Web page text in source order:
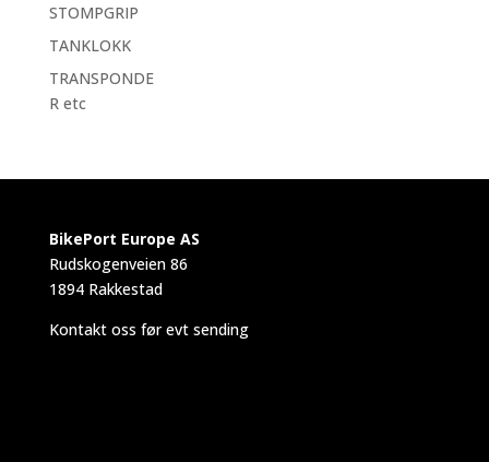
STOMPGRIP
TANKLOKK
TRANSPONDE
R etc
BikePort Europe AS
Rudskogenveien 86
1894 Rakkestad
Kontakt oss før evt sending